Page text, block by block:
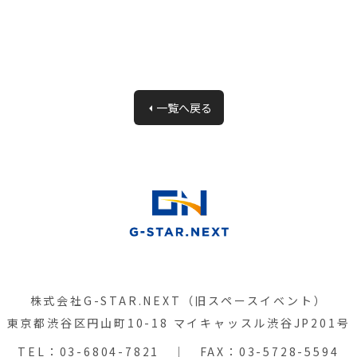
一覧へ戻る
株式会社G-STAR.NEXT（旧スペースイベント）
東京都渋谷区円山町10-18 マイキャッスル渋谷JP201号
TEL： 03-6804-7821 ｜ FAX：03-5728-5594